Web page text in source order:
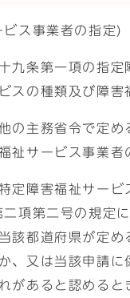
ス事業者の指定)
条第一項の指定
スの種類及び障
の主務省令で定
祉サービス事業者
定障害福祉サー
項第二号の規定
該都道府県が定
、又は当該申請
があると認めると